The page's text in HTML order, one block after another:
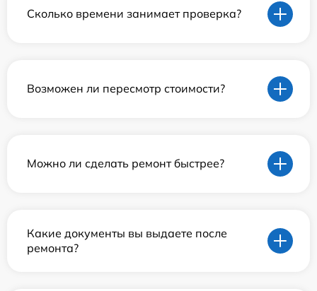
Сколько времени занимает проверка?
Возможен ли пересмотр стоимости?
Можно ли сделать ремонт быстрее?
Какие документы вы выдаете после
ремонта?